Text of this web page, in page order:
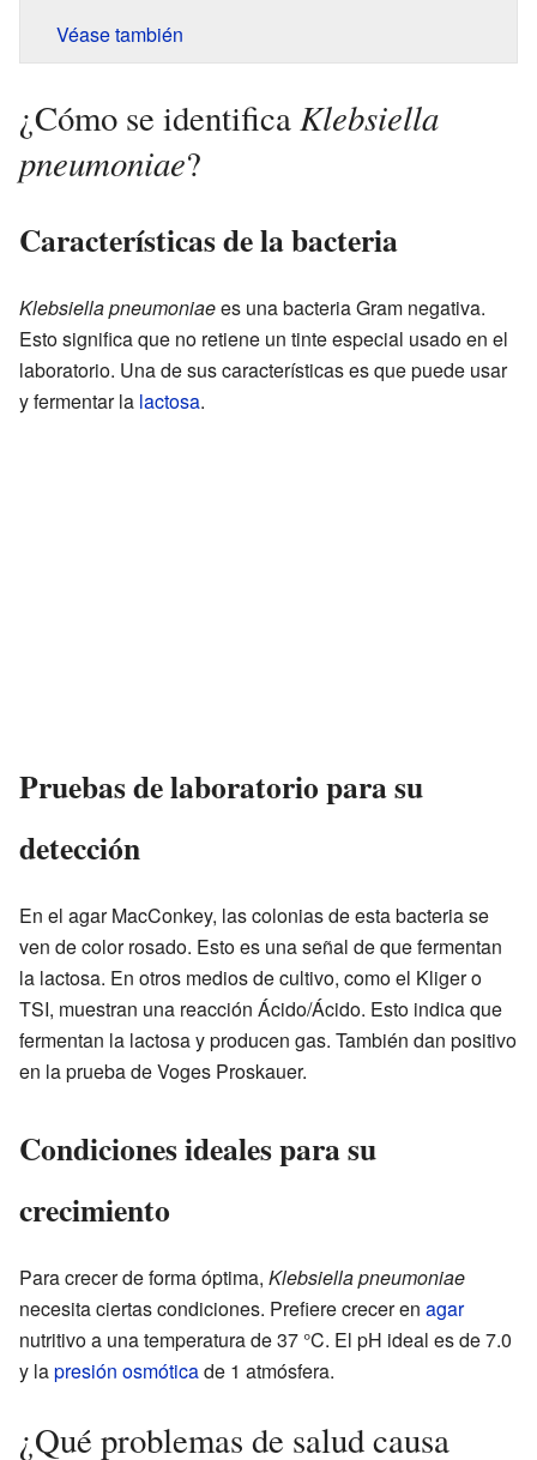
Véase también
¿Cómo se identifica Klebsiella
pneumoniae?
Características de la bacteria
Klebsiella pneumoniaees una bacteria Gram negativa.
Esto significa que no retiene un tinte especial usado en el
laboratorio. Una de sus características es que puede usar
y fermentar la lactosa.
Pruebas de laboratorio para su
detección
En el agar MacConkey, las colonias de esta bacteria se
ven de color rosado. Esto es una señal de que fermentan
la lactosa. En otros medios de cultivo, como el Kliger o
TSI, muestran una reacción Ácido/Ácido. Esto indica que
fermentan la lactosa y producen gas. También dan positivo
en la prueba de Voges Proskauer.
Condiciones ideales para su
crecimiento
Para crecer de forma óptima, Klebsiella pneumoniae
necesita ciertas condiciones. Prefiere crecer en agar
nutritivo a una temperatura de 37 °C. El pH ideal es de 7.0
y lapresión osmóticade 1 atmósfera.
¿Qué problemas de salud causa